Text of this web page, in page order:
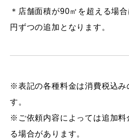
＊店舗面積が90㎡を超える場合
円ずつの追加となります。
※表記の各種料金は消費税込み
す。
※ご依頼内容によっては追加料
る場合があります。